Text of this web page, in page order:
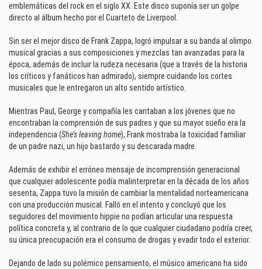
emblemáticas del rock en el siglo XX. Este disco suponía ser un golpe
directo al álbum hecho por el Cuarteto de Liverpool.
Sin ser el mejor disco de Frank Zappa, logró impulsar a su banda al olimpo
musical gracias a sus composiciones y mezclas tan avanzadas para la
época, además de incluir la rudeza necesaria (que a través de la historia
los críticos y fanáticos han admirado), siempre cuidando los cortes
musicales que le entregaron un alto sentido artístico.
Mientras Paul, George y compañía les cantaban a los jóvenes que no
encontraban la comprensión de sus padres y que su mayor sueño era la
independencia (She’s leaving home), Frank mostraba la toxicidad familiar
de un padre nazi, un hijo bastardo y su descarada madre.
Además de exhibir el erróneo mensaje de incomprensión generacional
que cualquier adolescente podía malinterpretar en la década de los años
sesenta, Zappa tuvo la misión de cambiar la mentalidad norteamericana
con una producción musical. Falló en el intento y concluyó que los
seguidores del movimiento hippie no podían articular una respuesta
política concreta y, al contrario de lo que cualquier ciudadano podría creer,
su única preocupación era el consumo de drogas y evadir todo el exterior.
Dejando de lado su polémico pensamiento, el músico americano ha sido